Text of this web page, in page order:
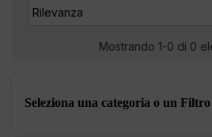
Rilevanza
Mostrando 1-0 di 0
Seleziona una categoria o un Filtro